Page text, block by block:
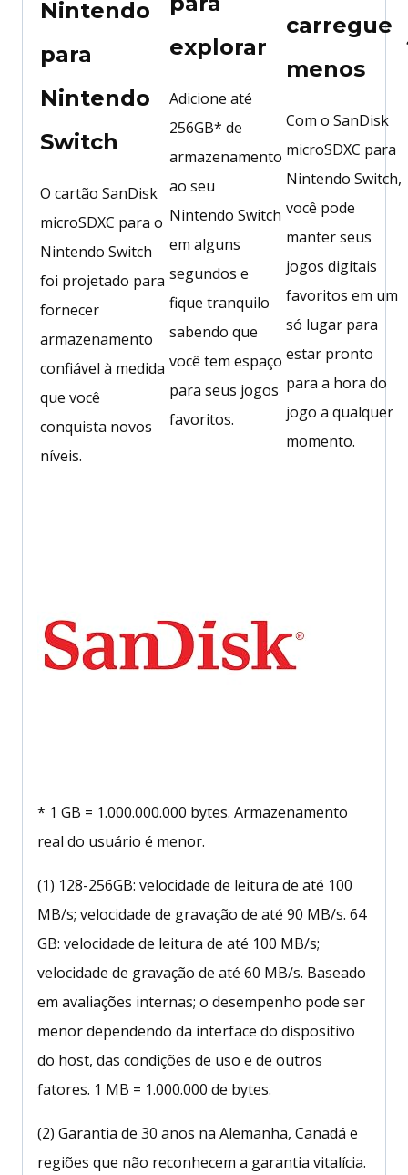
Nintendo
para
Nintendo
Switch
O cartão SanDisk
microSDXC para o
Nintendo Switch
foi projetado para
fornecer
armazenamento
confiável à medida
que você
conquista novos
níveis.
explorar
Adicione até
256GB* de
armazenamento
ao seu
Nintendo Switch
em alguns
segundos e
fique tranquilo
sabendo que
você tem espaço
para seus jogos
favoritos.
carregue
menos
Com o SanDisk
microSDXC para
Nintendo Switch,
você pode
manter seus
jogos digitais
favoritos em um
só lugar para
estar pronto
para a hora do
jogo a qualquer
momento.
* 1 GB = 1.000.000.000 bytes. Armazenamento
real do usuário é menor.
(1) 128-256GB: velocidade de leitura de até 100
MB/s; velocidade de gravação de até 90 MB/s. 64
GB: velocidade de leitura de até 100 MB/s;
velocidade de gravação de até 60 MB/s. Baseado
em avaliações internas; o desempenho pode ser
menor dependendo da interface do dispositivo
do host, das condições de uso e de outros
fatores. 1 MB = 1.000.000 de bytes.
(2) Garantia de 30 anos na Alemanha, Canadá e
regiões que não reconhecem a garantia vitalícia.